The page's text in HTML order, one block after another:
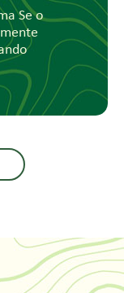
Se o